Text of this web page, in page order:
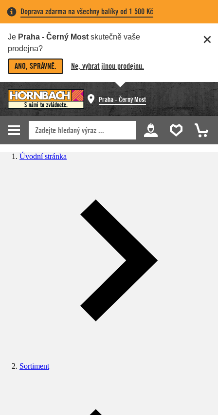
Doprava zdarma na všechny balíky od 1 500 Kč
Je Praha - Černý Most skutečně vaše
prodejna?
ANO, SPRÁVNĚ. Ne, vybrat jinou prodejnu.
Praha - Černý Most
Úvodní stránka
Sortiment